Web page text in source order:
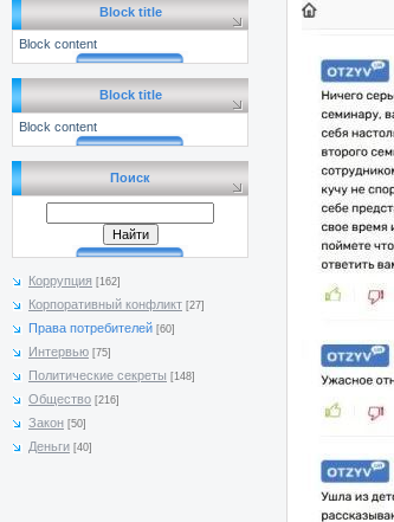
Block title
Block content
Block title
Block content
Поиск
Коррупция [162]
Корпоративный конфликт [27]
Права потребителей [60]
Интервью [75]
Политические секреты [148]
Общество [216]
Закон [50]
Деньги [40]